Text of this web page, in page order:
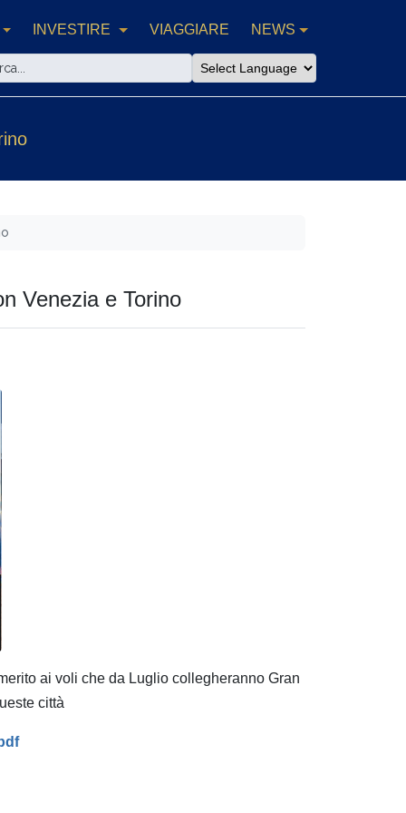
INVESTIRE VIAGGIARE NEWS
Venezia e Torino
ai voli che da Luglio collegheranno Gran
città